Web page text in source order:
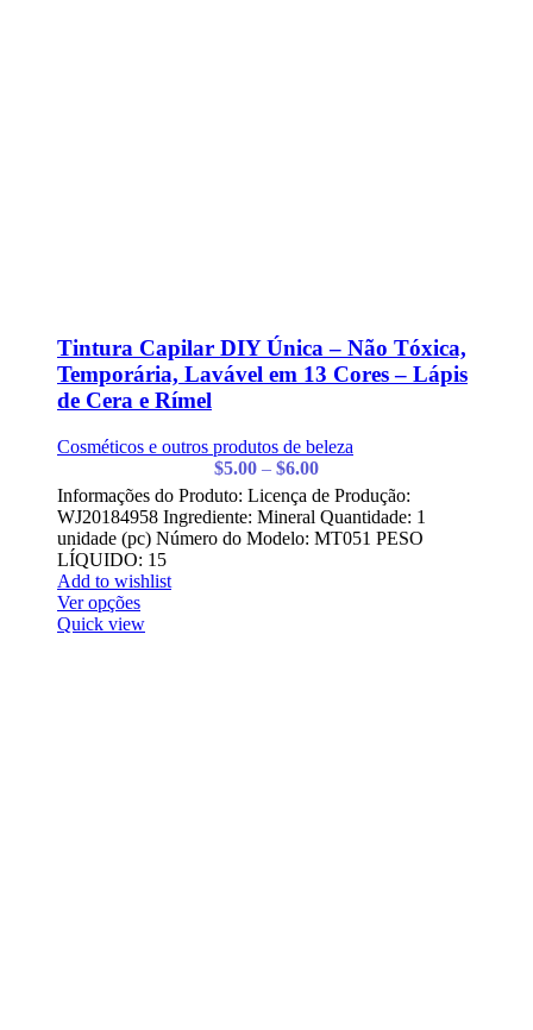
Tintura Capilar DIY Única – Não Tóxica,
Temporária, Lavável em 13 Cores – Lápis
de Cera e Rímel
Cosméticos e outros produtos de beleza
$5.00 – $6.00
Informações do Produto: Licença de Produção:
WJ20184958 Ingrediente: Mineral Quantidade: 1
unidade (pc) Número do Modelo: MT051 PESO
LÍQUIDO: 15
Add to wishlist
Ver opções
Quick view